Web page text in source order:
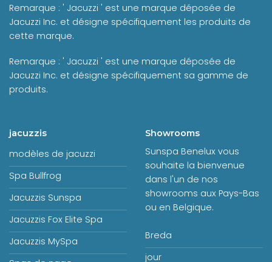
Remarque : ' Jacuzzi ' est une marque déposée de
Jacuzzi Inc. et désigne spécifiquement les produits de
cette marque.
Remarque : ' Jacuzzi ' est une marque déposée de
Jacuzzi Inc. et désigne spécifiquement sa gamme de
produits.
jacuzzis
modèles de jacuzzi
Spa Bullfrog
Jacuzzis Sunspa
Jacuzzis Fox Elite Spa
Jacuzzis MySpa
Showrooms
Sunspa Benelux vous
souhaite la bienvenue
dans l'un de nos
showrooms aux Pays-Bas
ou en Belgique.
Breda
jour